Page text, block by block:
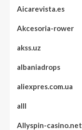
Aicarevista.es
Akcesoria-rower
akss.uz
albaniadrops
aliexpres.com.ua
alll
Allyspin-casino.net